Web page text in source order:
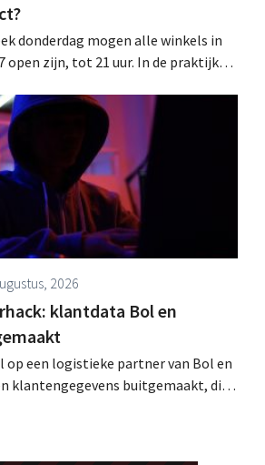
donderdag mogen alle winkels in
open zijn, tot 21 uur. In de praktijk
hinderpaal. Is er een gelijk
2026
klantdata Bol en
op een logistieke partner van Bol en
klantengegevens buitgemaakt, die